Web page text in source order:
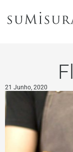
21 Junho, 2020